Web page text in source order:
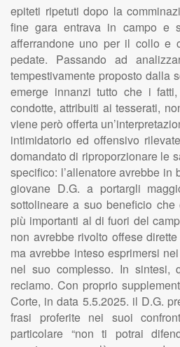
epiteti ripetuti dopo la
fine gara entrava in campo e
afferrandone uno per il collo e
pedate. Passando ad
tempestivamente proposto dalla
emerge innanzi tutto che i
condotte, attribuiti ai tesserati,
viene però offerta
intimidatorio ed offensivo
domandato di riproporzionare le
specifico: l’allenatore avrebbe in
giovane D.G. a portargli
sottolineare a suo beneficio
più importanti al di fuori del
non avrebbe rivolto offese
ma avrebbe inteso esprimersi
nel suo complesso. In sintesi,
reclamo. Con proprio
Corte, in data 5.5.2025. il D.G.
frasi proferite nei suoi
particolare “non ti potrai